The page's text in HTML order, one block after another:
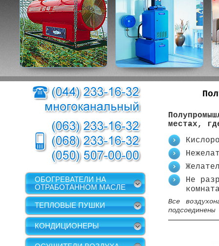
ОБОГРЕВАТЕЛИ НА
ОТРАБОТАННОМ МАСЛЕ
ТЕПЛОВЫЕ ПУШКИ
КОНДИЦИОНЕРЫ
местах,
Не
Все